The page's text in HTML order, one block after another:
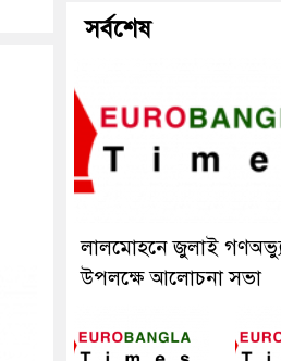
সর্বশেষ
লালমোহনে জুলাই
উপলক্ষে আলোচনা সভা